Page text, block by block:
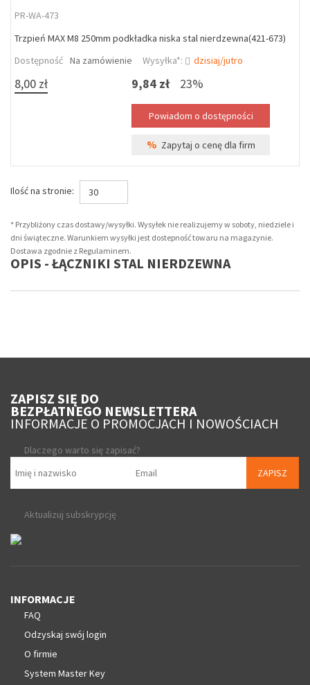
PR-WA-473
Trzpień MAX M8 250mm podkładka niska stal nierdzewna(421-673)
Dostępność Na zamówienie Wysyłka*: dzisiaj/jutro
8,00 zł 9,84 zł 23%
% Zapytaj o cenę dla firm
Ilość na stronie: 30
* Przybliżony czas dostawy/wysyłki. Wysyłek nie realizujemy w soboty, niedziele i
dni świąteczne. Warunkiem wysyłki jest dostepność towaru na magazynie.
Dostawa zgodnie z Regulaminem.
OPIS - ŁĄCZNIKI STAL NIERDZEWNA
ZAPISZ SIĘ DO
BEZPŁATNEGO NEWSLETTERA
INFORMACJE O PROMOCJACH I NOWOŚCIACH
Dlaczego warto się zapisać?
ZAPISZ
Aktualizuj subskrypcję
INFORMACJE
FAQ
Odzyskaj swój login
O firmie
System Master Key